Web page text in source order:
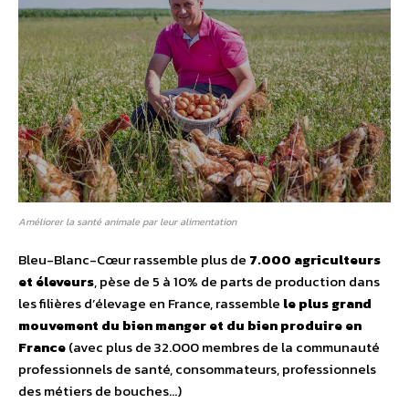
Améliorer la santé animale par leur alimentation
Bleu-Blanc-Cœur rassemble plus de 7.000 agriculteurs
et éleveurs, pèse de 5 à 10% de parts de production dans
les filières d’élevage en France, rassemble le plus grand
mouvement du bien manger et du bien produire en
France(avec plus de 32.000 membres de la communauté
professionnels de santé, consommateurs, professionnels
des métiers de bouches…)